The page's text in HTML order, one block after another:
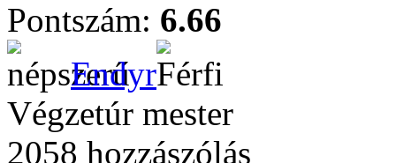
Pontszám: 6.66
Endyr
Végzetúr mester
2058 hozzászólás